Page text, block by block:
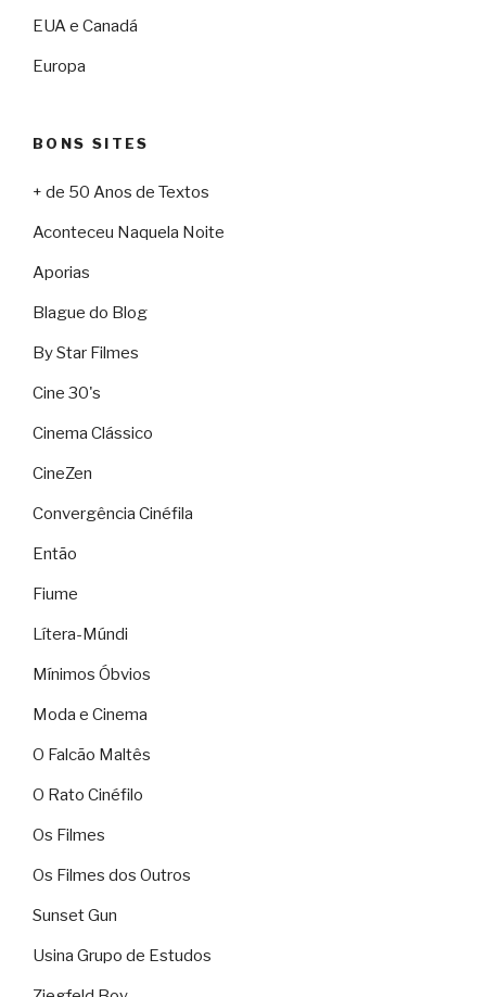
EUA e Canadá
Europa
BONS SITES
+ de 50 Anos de Textos
Aconteceu Naquela Noite
Aporias
Blague do Blog
By Star Filmes
Cine 30's
Cinema Clássico
CineZen
Convergência Cinéfila
Então
Fiume
Lítera-Múndi
Mínimos Óbvios
Moda e Cinema
O Falcão Maltês
O Rato Cinéfilo
Os Filmes
Os Filmes dos Outros
Sunset Gun
Usina Grupo de Estudos